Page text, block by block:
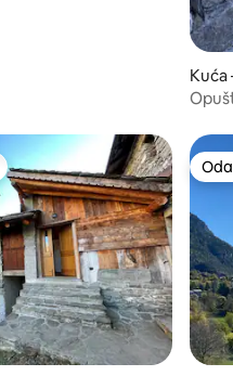
Kuća
s oznakom „Odabrali